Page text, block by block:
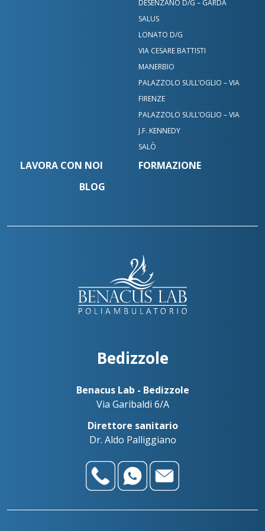
Contatta le nostre sedi
Benacus Lab - Bedizzole - Via Garibaldi 6/A
bedizzole@benacuslab.com
Scrivici su WhatsApp
Benacus Lab - Brescia - Moro -
Poliambulatorio
+393783102040
DESENZANO D/G – GARDA
SALUS
LONATO D/G
VIA CESARE BATTISTI
MANERBIO
PALAZZOLO SULL’OGLIO – VIA
FIRENZE
PALAZZOLO SULL’OGLIO – VIA
J.F. KENNEDY
SALÒ
LAVORA CON NOI
FORMAZIONE
BLOG
Bedizzole
Benacus Lab - Bedizzole
Via Garibaldi 6/A
Direttore sanitario
Dr. Aldo Palliggiano